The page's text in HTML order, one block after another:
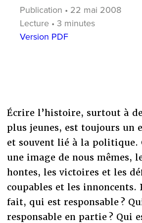
Publication • 22 mai 2008
Lecture • 3 minutes
Version PDF
Écrire l’histoire, surtout à
plus jeunes, est toujours un
et souvent lié à la politique.
une image de nous mêmes,
hontes, les victoires et les
coupables et les innoncents.
fait, qui est responsable ?
responsable en partie ? Qui